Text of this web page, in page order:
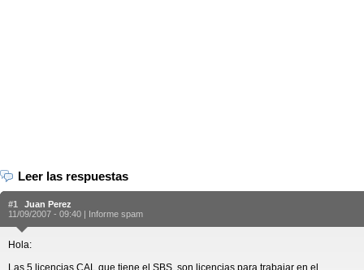
Leer las respuestas
#1
Juan Perez
11/09/2007 - 09:40 | Informe spam
Hola:
Las 5 licencias CAL que tiene el SBS, son licencias para trabajar en el